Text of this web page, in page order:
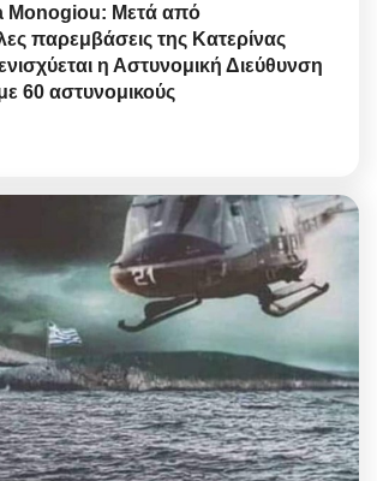
Monogiou: Μετά από
παρεμβάσεις της Κατερίνας
η Αστυνομική Διεύθυνση
60 αστυνομικούς